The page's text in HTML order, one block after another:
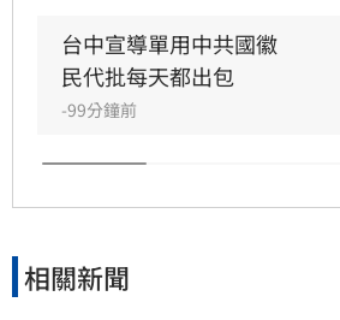
程處6日緊急滅火，坦承是內
未落實校稿釀禍，已將爭議海
歉，承諾未來將嚴格審核宣導
台中宣導單用中共國徽
民代批每天都出包
-99分鐘前
相關新聞